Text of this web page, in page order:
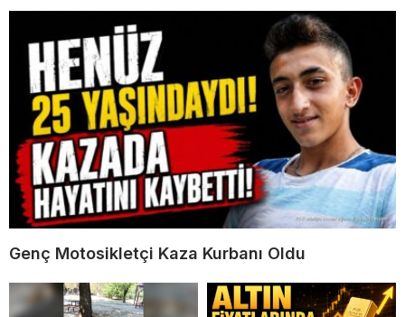
Genç Motosikletçi Kaza Kurbanı Oldu